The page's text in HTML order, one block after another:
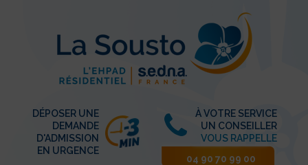
DÉPOSER UNE
DEMANDE
D'ADMISSION
EN URGENCE
À VOTRE SERVICE
UN CONSEILLER
VOUS RAPPELLE
04 90 70 99 00